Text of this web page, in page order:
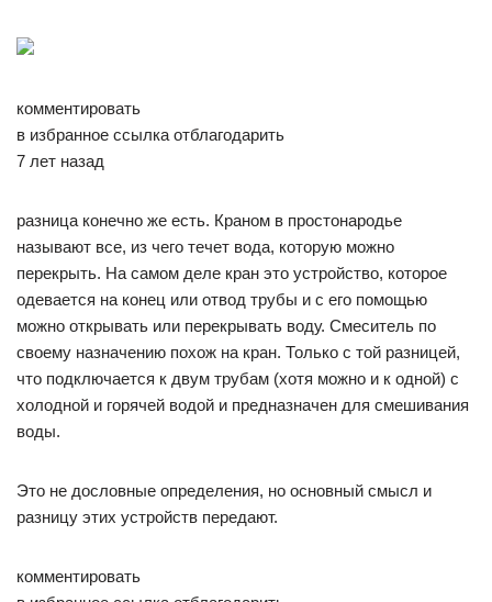
комментировать
в избранное ссылка отблагодарить
7 лет назад
разница конечно же есть. Краном в простонародье
называют все, из чего течет вода, которую можно
перекрыть. На самом деле кран это устройство, которое
одевается на конец или отвод трубы и с его помощью
можно открывать или перекрывать воду. Смеситель по
своему назначению похож на кран. Только с той разницей,
что подключается к двум трубам (хотя можно и к одной) с
холодной и горячей водой и предназначен для смешивания
воды.
Это не дословные определения, но основный смысл и
разницу этих устройств передают.
комментировать